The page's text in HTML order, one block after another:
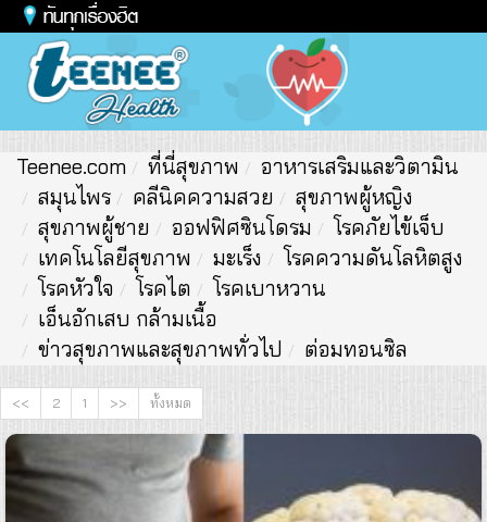
Teenee.com ที่นี่สุขภาพ
อาหารเสริมและวิตามิน
สมุนไพร
คลีนิคความสวย
สุขภาพผู้หญิง
สุขภาพผู้ชาย
ออฟฟิศซินโดรม
โรคภัยไข้เจ็บ
เทคโนโลยีสุขภาพ
มะเร็ง
โรคความดันโลหิตสูง
โรคหัวใจ
โรคไต
โรคเบาหวาน
เอ็นอักเสบ กล้ามเนื้อ
ข่าวสุขภาพและสุขภาพทั่วไป
ต่อมทอนซิล
<< 2 1 >> ทั้งหมด